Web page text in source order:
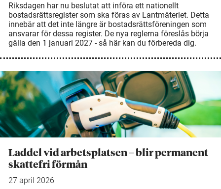
Riksdagen har nu beslutat att införa ett nationellt
bostadsrättsregister som ska föras av Lantmäteriet. Detta
innebär att det inte längre är bostadsrättsföreningen som
ansvarar för dessa register. De nya reglerna föreslås börja
gälla den 1 januari 2027 - så här kan du förbereda dig.
Laddel vid arbetsplatsen – blir permanent
skattefri förmån
27 april 2026